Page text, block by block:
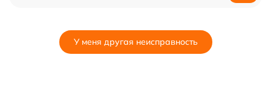
У меня другая неисправность